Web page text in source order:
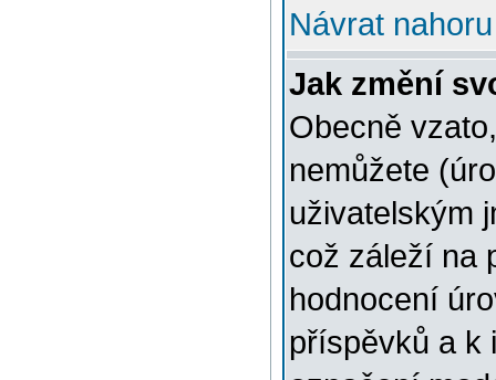
Návrat nahoru
Jak změní
Obecně
nemůžete
uživatelským
což záleží na
hodnocení
příspěvků a k